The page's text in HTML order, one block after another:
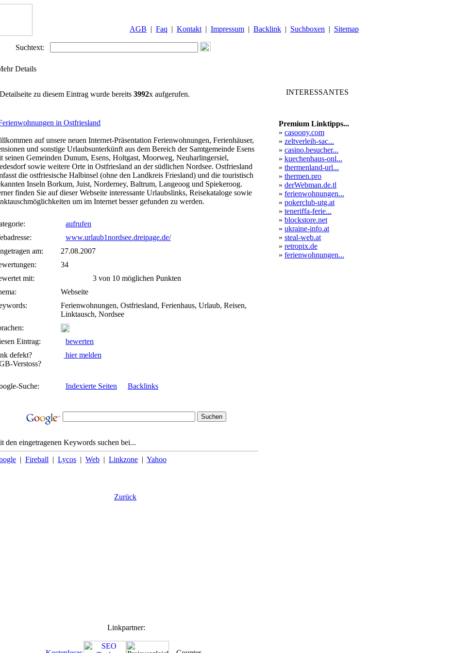
AGB | Faq | Kontakt | Impressum | Backlink | Suchboxen | Sitemap
Suchtext:
Details
zu diesem Eintrag wurde bereits 3992x aufgerufen.
in Ostfriesland
auf unsere neuen Internet-Präsentation Ferienwohnungen, Ferienhäuser,
und sonstige Urlaubsunterkünft aus dem Bereich der Samtgemeinde Esens
seinen Gemeinden Dunum, Esens, Holtgast, Moorweg, Neuharlingersiel,
sowie weitere Orte in Ostfriesland an der südlichen Nordsee. Ostfriesland
die ostfriesische Halbinsel (ohne den Landkreis Friesland) und die touristisch
Inseln Borkum, Juist, Norderney, Baltrum, Langeoog und Spiekeroog.
finden Sie auf dieser Webseite interessante Urlaubslinks, Reisekataloge sowie
um im Internet besser gefunden zu werden.
aufrufen
www.urlaub1nordsee.dreipage.de/
am:
27.08.2007
34
mit:
3 von 10 möglichen Punkten
Webseite
Ferienwohnungen, Ostfriesland, Ferienhaus, Urlaub, Reisen,
Linktausch, Nordsee
Eintrag:
bewerten
defekt?
Verstoss?
hier melden
Suche: Indexierte Seiten Backlinks
den eingetragenen Keywords suchen bei...
| Fireball | Lycos | Web | Linkzone | Yahoo
Zurück
INTERESSANTES
Premium Linktipps...
» casoony.com
» zeltverleih-sac...
» casino.besucher...
» kuechenhaus-onl...
» thermenland-url...
» thermen.pro
» derWebman.de.tl
» ferienwohnungen...
» pokerclub-utg.at
» teneriffa-ferie...
» blockstore.net
» ukraine-info.at
» steal-web.at
» retropix.de
» ferienwohnungen...
Linkpartner: